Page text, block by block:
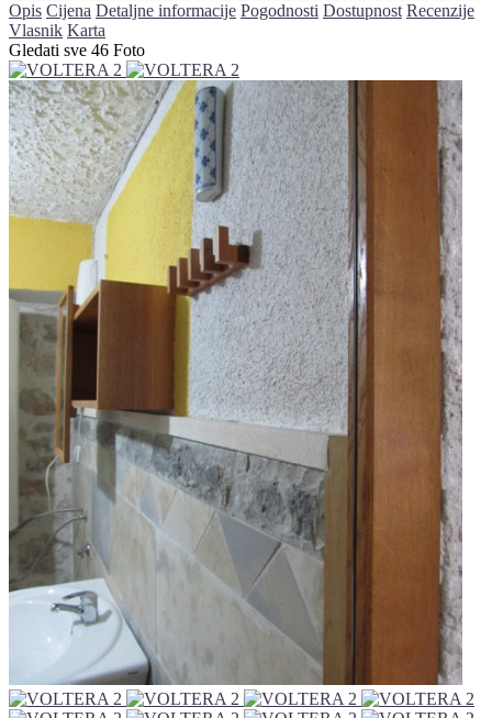
Opis Cijena Detaljne informacije Pogodnosti Dostupnost Recenzije
Vlasnik Karta
Gledati sve 46 Foto